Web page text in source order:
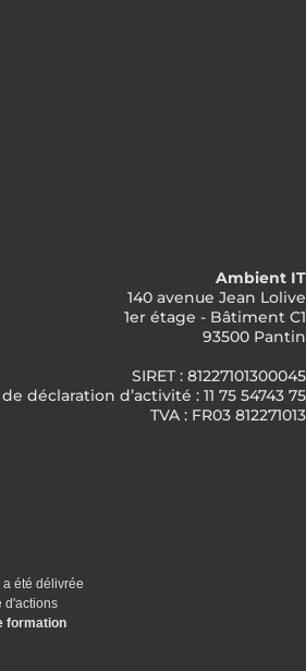
Ambient IT
140 avenue Jean Lolive
1er étage - Bâtiment C1
93500 Pantin
SIRET : 81227101300045
déclaration d’activité : 11 75 54743 75
TVA : FR03 812271013
été délivrée
d'actions
formation